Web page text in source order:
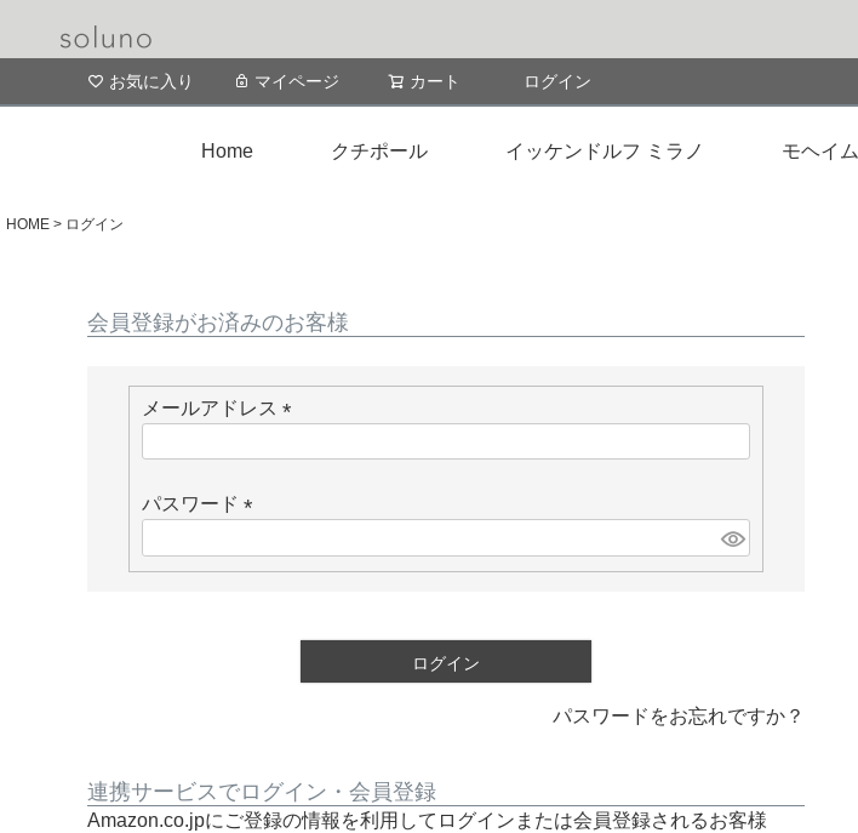
お気に入り マイページ カート ログイン
Home クチポール イッケンドルフ ミラノ モヘイム
HOME ログイン
会員登録がお済みのお客様
メールアドレス
パスワード
必
ログイン
パスワードをお忘れですか？
連携サービスでログイン・会員登録
Amazon.co.jpにご登録の情報を利用してログインまたは会員登録されるお客様